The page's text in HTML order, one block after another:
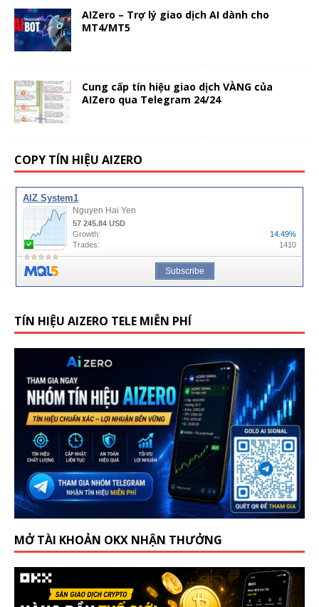
AIZero – Trợ lý giao dịch AI dành cho
MT4/MT5
Cung cấp tín hiệu giao dịch VÀNG của
AIZero qua Telegram 24/24
COPY TÍN HIỆU AIZERO
TÍN HIỆU AIZERO TELE MIỄN PHÍ
MỞ TÀI KHOẢN OKX NHẬN THƯỞNG